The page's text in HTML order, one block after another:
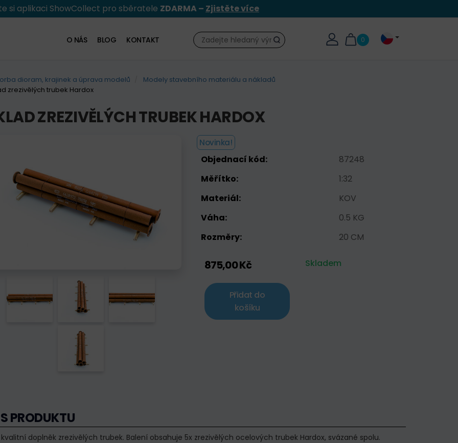
si aplikaci ShowCollect pro sběratele ZDARMA – Zjistěte více
0
Hledat
O NÁS BLOG KONTAKT
dioram, krajinek a úprava modelů
Modely stavebního materiálu a nákladů
zrezivělých trubek Hardox
ZREZIVĚLÝCH TRUBEK HARDOX
Novinka!
Objednací kód:
87248
Měřítko:
1:32
Materiál:
KOV
Váha:
0.5 KG
Rozměry:
20 CM
875,00 Kč Skladem
Přidat do
košíku
PRODUKTU
doplněk zrezivělých trubek. Balení obsahuje 5x zrezivělých ocelových trubek Hardox, svázané spolu.